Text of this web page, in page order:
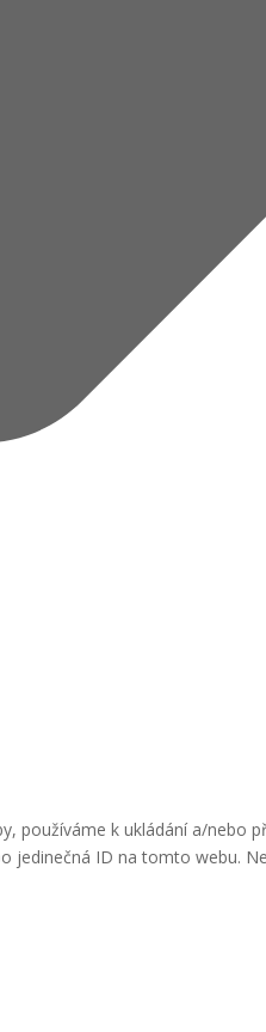
používáme k ukládání a/
jedinečná ID na tomto webu.